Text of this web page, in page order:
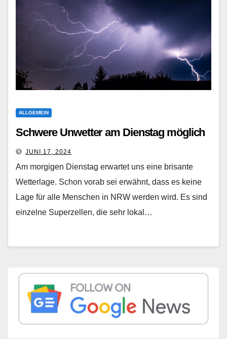
ALLGEMEIN
Schwere Unwetter am Dienstag möglich
JUNI 17, 2024
Am morgigen Dienstag erwartet uns eine brisante
Wetterlage. Schon vorab sei erwähnt, dass es keine
Lage für alle Menschen in NRW werden wird. Es sind
einzelne Superzellen, die sehr lokal…